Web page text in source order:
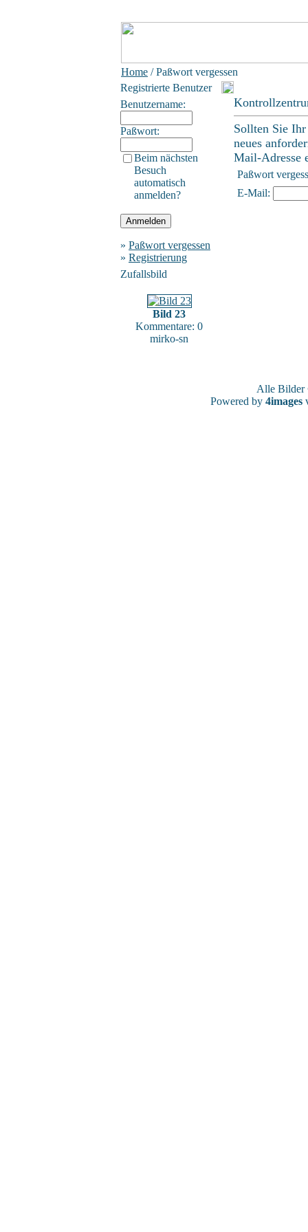
Home / Paßwort vergessen
Registrierte Benutzer
Benutzername:
Paßwort:
Beim nächsten
Besuch
automatisch
anmelden?
» Paßwort vergessen
» Registrierung
Zufallsbild
Bild 23
Kommentare: 0
mirko-sn
Sollten Sie
neues
Mail-Adresse
Paßwort
E-Mail:
Alle
Powered by 4images